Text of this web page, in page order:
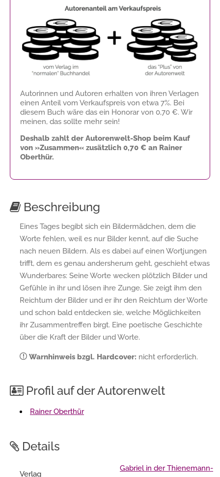
Autorinnen und Autoren erhalten von ihren Verlagen
einen Anteil vom Verkaufspreis von etwa 7%. Bei
diesem Buch wäre das ein Honorar von 0,70 €. Wir
meinen, das sollte mehr sein!
Deshalb zahlt der Autorenwelt-Shop beim Kauf
von »Zusammen« zusätzlich 0,70 € an Rainer
Oberthür.
Beschreibung
Eines Tages begibt sich ein Bildermädchen, dem die
Worte fehlen, weil es nur Bilder kennt, auf die Suche
nach neuen Bildern. Als es dabei auf einen Wortjungen
trifft, dem es genau andersherum geht, geschieht etwas
Wunderbares: Seine Worte wecken plötzlich Bilder und
Gefühle in ihr und lösen ihre Zunge. Sie zeigt ihm den
Reichtum der Bilder und er ihr den Reichtum der Worte
und schon bald entdecken sie, welche Möglichkeiten
ihr Zusammentreffen birgt. Eine poetische Geschichte
über die Kraft der Bilder und Worte.
Warnhinweis bzgl. Hardcover: nicht erforderlich.
Profil auf der Autorenwelt
Rainer Oberthür
Details
Verlag
Gabriel in der Thienemann-